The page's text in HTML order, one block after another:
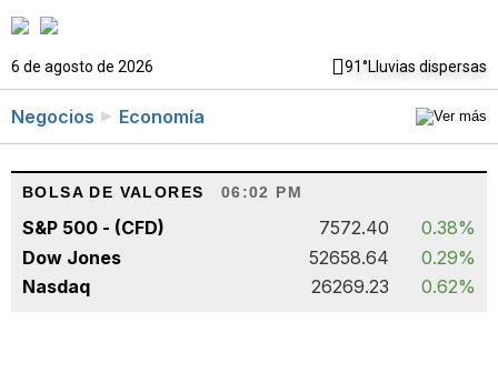
6 de agosto de 2026 91°Lluvias dispersas
Negocios Economía
BOLSA DE VALORES 06:02 PM
S&P 500 - (CFD) 7572.40
0.38%
Dow Jones
52658.64
0.29%
Nasdaq
26269.23 0.62%